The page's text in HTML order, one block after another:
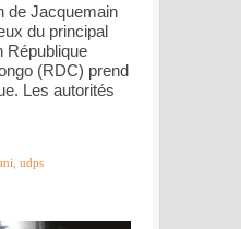
de Jacquemain
du principal
République
(RDC) prend
Les autorités
udps